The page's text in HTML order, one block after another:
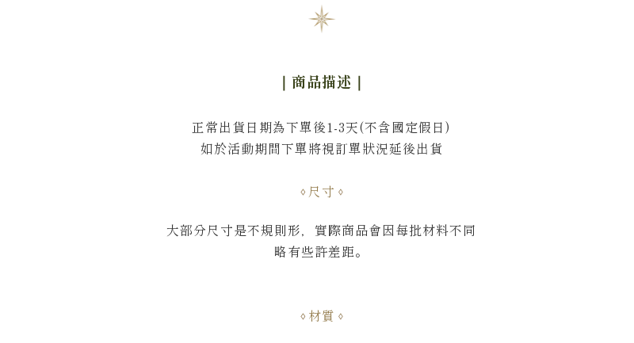
｜商品描述 ｜
正常出貨日期為下單後1-3天(不含國定假日)
如於活動期間下單將視訂單狀況延後出貨
尺寸
大部分尺寸是不規則形，實際商品會因每批材料不同
略有些許差距。
材質